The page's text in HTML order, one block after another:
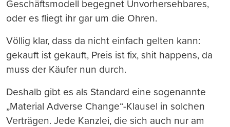
Geschäftsmodell begegnet Unvorhersehbares,
oder es fliegt ihr gar um die Ohren.
Völlig klar, dass da nicht einfach gelten kann:
gekauft ist gekauft, Preis ist fix, shit happens, da
muss der Käufer nun durch.
Deshalb gibt es als Standard eine sogenannte
„Material Adverse Change“-Klausel in solchen
Verträgen. Jede Kanzlei, die sich auch nur am